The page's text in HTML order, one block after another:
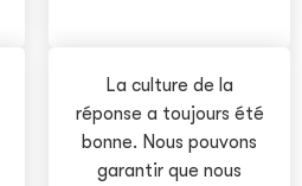
La culture de la
réponse a toujours été
bonne. Nous pouvons
garantir que nous